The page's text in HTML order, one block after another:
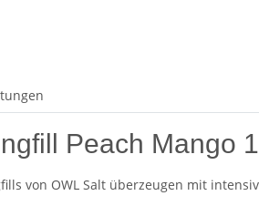
Peach Mango
von OWL Salt überzeugen mit